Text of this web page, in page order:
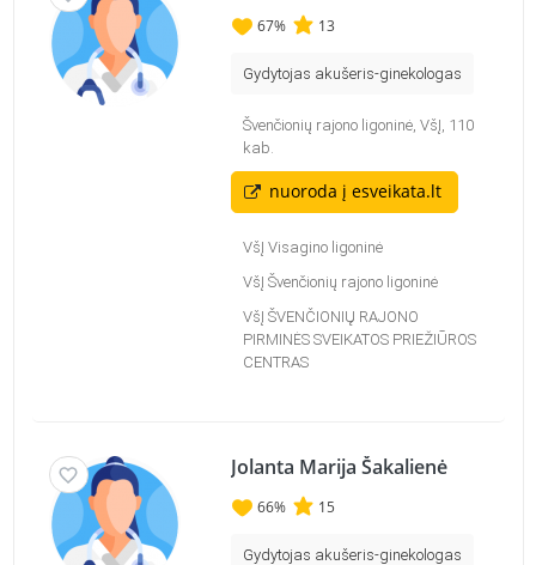
67% 13
Gydytojas akušeris-ginekologas
Švenčionių rajono ligoninė, VšĮ, 110
kab.
nuoroda į esveikata.lt
VšĮ Visagino ligoninė
VšĮ Švenčionių rajono ligoninė
VšĮ ŠVENČIONIŲ RAJONO
PIRMINĖS SVEIKATOS PRIEŽIŪROS
CENTRAS
Jolanta Marija Šakalienė
66% 15
Gydytojas akušeris-ginekologas